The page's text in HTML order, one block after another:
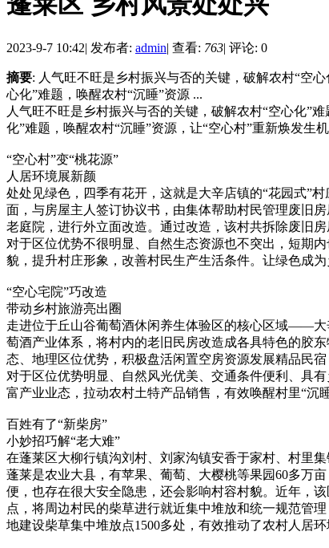
2023-9-7 10:42| 发布者: admin| 查看: 763| 评论: 0
摘要: 人气旺不旺是乡村振兴与否的关键，破解农村“空
心化”难题，唤醒农村“沉睡”资源 ...
人气旺不旺是乡村振兴与否的关键，破解农村“空心化”
化”难题，唤醒农村“沉睡”资源，让“空心村”重新焕发生
“空心村”变“桃花源”
人居环境展新颜
处处见绿色，四季有花开，这就是大辛店镇的“花园式”
面，与房屋主人签订协议书，由集体帮助村民管理废旧
老庭院，进行外立面改造。通过改造，该村共拆除废旧
对于区位优势不很明显、自然生态资源也不突出，短期
貌，提升村庄形象，改善村民生产生活条件。让绿色成
“空心宅院”巧改造
带动乡村旅游亮出圈
走进位于丘山谷葡萄酒休闲养生体验区的核心区域——大
萄酒产业体系，将村内的老旧民房改造成各具特色的胶
态、地理区位优势，积极盘活闲置空房资源发展精品民宿
对于区位优势明显、自然风光优美、交通条件便利、具
富产业业态，拉动农村土特产品销售，有效唤醒村里“沉睡
百姓有了“新柴房”
小妙招巧解“老大难”
在蓬莱区大柳行镇沟刘村、刘家沟镇安香于家村、村里
蓬莱是农业大县，有苹果、葡萄、大樱桃等果园60多万
便，也存在很大安全隐患，还会影响村容村貌。近年，
点，将周边村民的柴草进行就近集中堆放和统一规范管
地建设柴草集中堆放点1500多处，有效推动了农村人居